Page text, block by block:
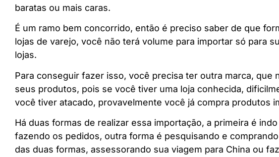
baratas ou mais caras.
É um ramo bem concorrido, então é preciso saber de que
lojas de varejo, você não terá volume para importar só para
lojas.
Para conseguir fazer isso, você precisa ter outra marca,
seus produtos, pois se você tiver uma loja conhecida,
você tiver atacado, provavelmente você já compra produtos
Há duas formas de realizar essa importação, a primeira é
fazendo os pedidos, outra forma é pesquisando e
das duas formas, assessorando sua viagem para China ou